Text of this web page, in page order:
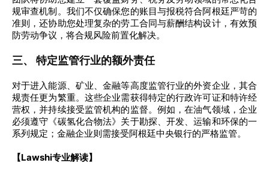
规审查机制。我们不仅确保您的账目与报税符合阿根廷严苛的
准则，还协助您处理复杂的劳工合同与薪酬结构设计，有效预
防劳动争议，将合规风险前置化解决。
三、 特定监管行业的额外责任
对于进入能源、矿业、金融等高度监管行业的外资企业，其合
规责任更为繁重。这些企业需获得特定的行政许可证和特许经
营权，并持续接受监管机构的监督。例如，在油气领域，企业
必须遵守《碳氢化合物法》关于勘探、开发、运输和环保的一
系列规定；金融企业则需接受阿根廷中央银行的严格监管。
【Lawshi专业解读】